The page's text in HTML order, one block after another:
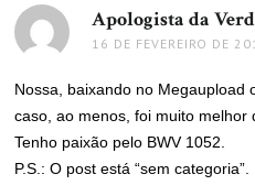
Apologista da
16 DE FEVEREIRO DE
Nossa, baixando no Megaupload
caso, ao menos, foi muito melhor
Tenho paixão pelo BWV 1052.
P.S.: O post está “sem categoria”.